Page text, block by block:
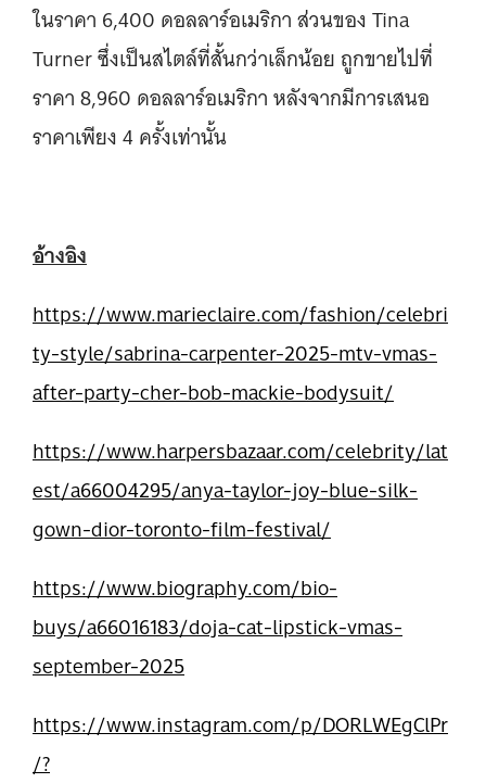
ในราคา 6,400 ดอลลาร์อเมริกา ส่วนของ Tina
Turner ซึ่งเป็นสไตล์ที่สั้นกว่าเล็กน้อย ถูกขายไปที่
ราคา 8,960 ดอลลาร์อเมริกา หลังจากมีการเสนอ
ราคาเพียง 4 ครั้งเท่านั้น
อ้างอิง
https://www.marieclaire.com/fashion/celebri
ty-style/sabrina-carpenter-2025-mtv-vmas-
after-party-cher-bob-mackie-bodysuit/
https://www.harpersbazaar.com/celebrity/lat
est/a66004295/anya-taylor-joy-blue-silk-
gown-dior-toronto-film-festival/
https://www.biography.com/bio-
buys/a66016183/doja-cat-lipstick-vmas-
september-2025
https://www.instagram.com/p/DORLWEgClPr
/?